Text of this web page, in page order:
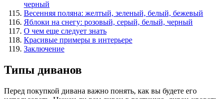
черный
Весенняя поляна: желтый, зеленый, белый, бежевый
Яблоки на снегу: розовый, серый, белый, черный
О чем еще следует знать
Красивые примеры в интерьере
Заключение
Типы диванов
Перед покупкой дивана важно понять, как вы будете его